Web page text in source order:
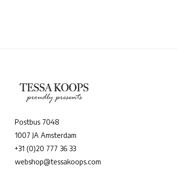
Postbus 7048
1007 JA Amsterdam
+31 (0)20 777 36 33
webshop@tessakoops.com